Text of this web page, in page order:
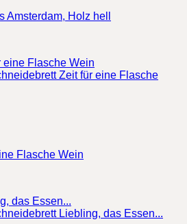
Amsterdam, Holz hell
Flasche Wein